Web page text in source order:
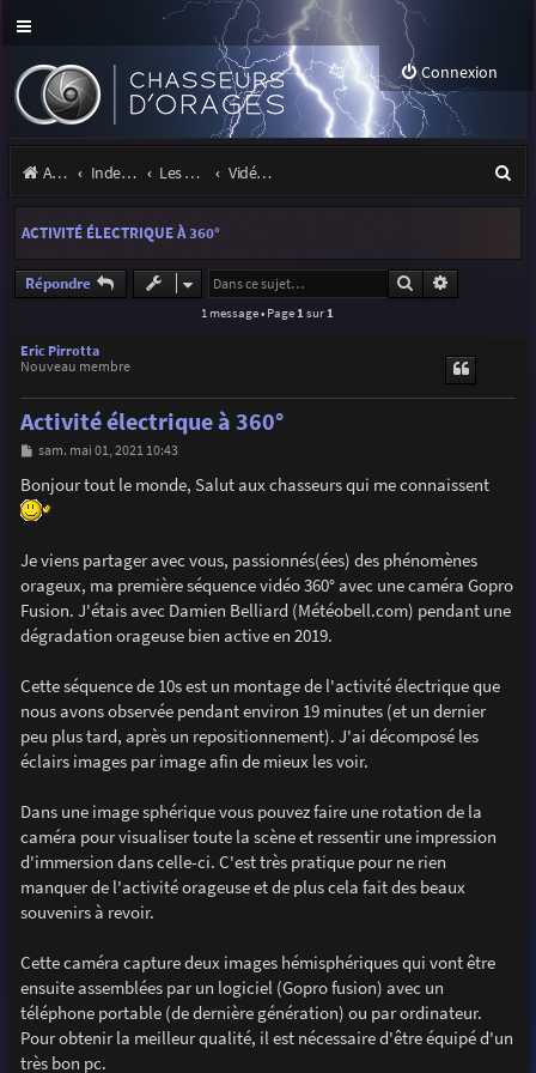
Connexion
Accueil Index du forum Les orages Vidéos d'orages
e
ACTIVITÉ ÉLECTRIQUE À 360°
Répondre Rechercher
1 message • Page 1 sur 1
Eric Pirrotta
Nouveau membre
Activité électrique à 360°
M
s
s
a
g
sam. mai 01, 2021 10:43
Bonjour tout le monde, Salut aux chasseurs qui me connaissent
Je viens partager avec vous, passionnés(ées) des phénomènes
orageux, ma première séquence vidéo 360° avec une caméra Gopro
Fusion. J'étais avec Damien Belliard (Météobell.com) pendant une
dégradation orageuse bien active en 2019.
Cette séquence de 10s est un montage de l'activité électrique que
nous avons observée pendant environ 19 minutes (et un dernier
peu plus tard, après un repositionnement). J'ai décomposé les
éclairs images par image afin de mieux les voir.
Dans une image sphérique vous pouvez faire une rotation de la
caméra pour visualiser toute la scène et ressentir une impression
d'immersion dans celle-ci. C'est très pratique pour ne rien
manquer de l'activité orageuse et de plus cela fait des beaux
souvenirs à revoir.
Cette caméra capture deux images hémisphériques qui vont être
ensuite assemblées par un logiciel (Gopro fusion) avec un
téléphone portable (de dernière génération) ou par ordinateur.
Pour obtenir la meilleur qualité, il est nécessaire d'être équipé d'un
très bon pc.